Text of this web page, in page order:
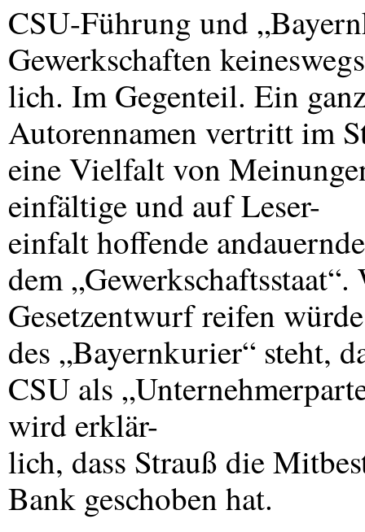
CSU-Führung und
Gewerkschaften
lich. Im Gegenteil. Ein
Autorennamen vertritt im
eine Vielfalt von
einfältige und auf Leser-
einfalt hoffende
dem
Gesetzentwurf reifen
des „Bayernkurier“ steht,
CSU als
wird erklär-
lich, dass Strauß die
Bank geschoben hat.